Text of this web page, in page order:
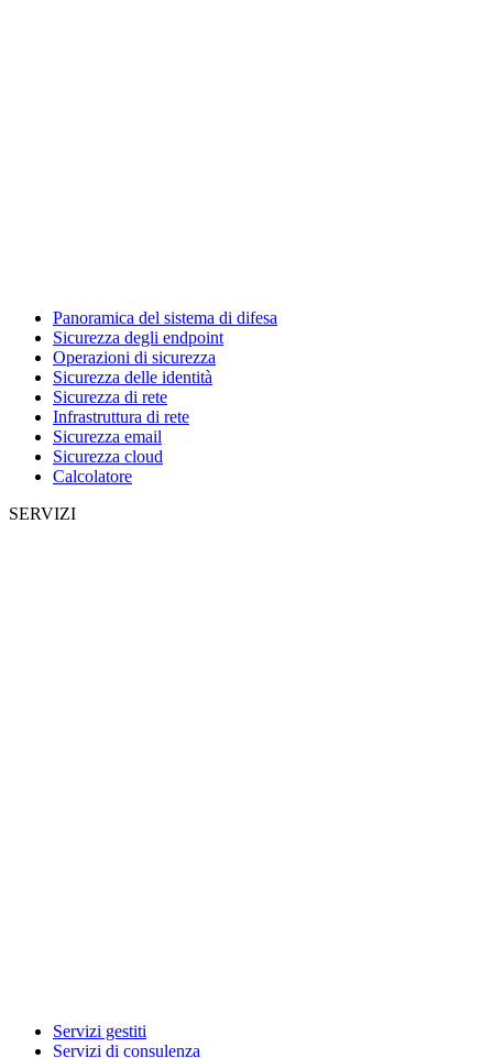
Panoramica del sistema di difesa
Sicurezza degli endpoint
Operazioni di sicurezza
Sicurezza delle identità
Sicurezza di rete
Infrastruttura di rete
Sicurezza email
Sicurezza cloud
Calcolatore
SERVIZI
Servizi gestiti
Servizi di consulenza